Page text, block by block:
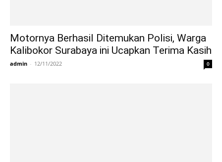
Motornya Berhasil Ditemukan Polisi, Warga
Kalibokor Surabaya ini Ucapkan Terima Kasih
admin - 12/11/2022 0